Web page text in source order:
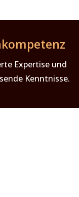
Expertise und
Kenntnisse.